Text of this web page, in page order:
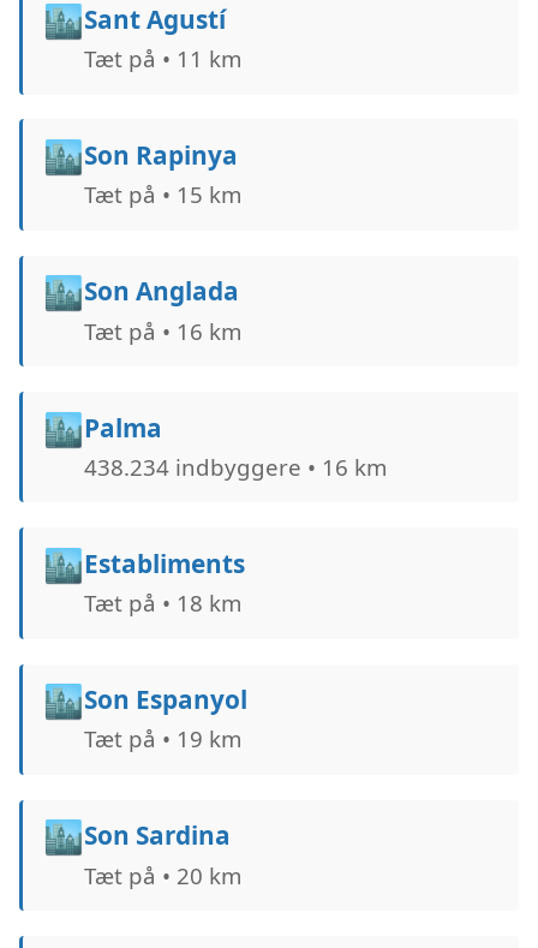
🏙️Sant Agustí
Tæt på • 11 km
🏙️Son Rapinya
Tæt på • 15 km
🏙️Son Anglada
Tæt på • 16 km
🏙️Palma
438.234 indbyggere • 16 km
🏙️Establiments
Tæt på • 18 km
🏙️Son Espanyol
Tæt på • 19 km
🏙️Son Sardina
Tæt på • 20 km